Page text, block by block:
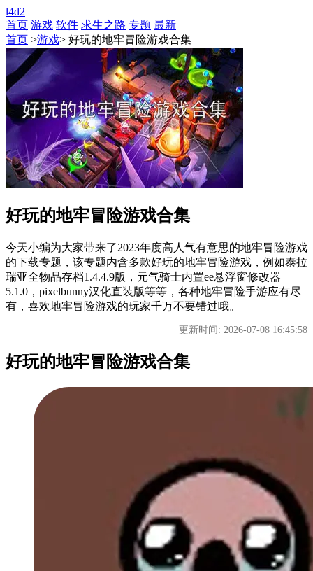
l4d2
首页 游戏 软件 求生之路 专题 最新
首页 >游戏> 好玩的地牢冒险游戏合集
好玩的地牢冒险游戏合集
今天小编为大家带来了2023年度高人气有意思的地牢冒险游戏
的下载专题，该专题内含多款好玩的地牢冒险游戏，例如泰拉
瑞亚全物品存档1.4.4.9版，元气骑士内置ee悬浮窗修改器
5.1.0，pixelbunny汉化直装版等等，各种地牢冒险手游应有尽
有，喜欢地牢冒险游戏的玩家千万不要错过哦。
更新时间: 2026-07-08 16:45:58
好玩的地牢冒险游戏合集